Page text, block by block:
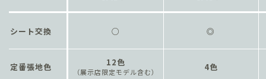
point ２：
シート交換
定番張地色
○
12色
（展示店限定モデル含む）
◎
4色